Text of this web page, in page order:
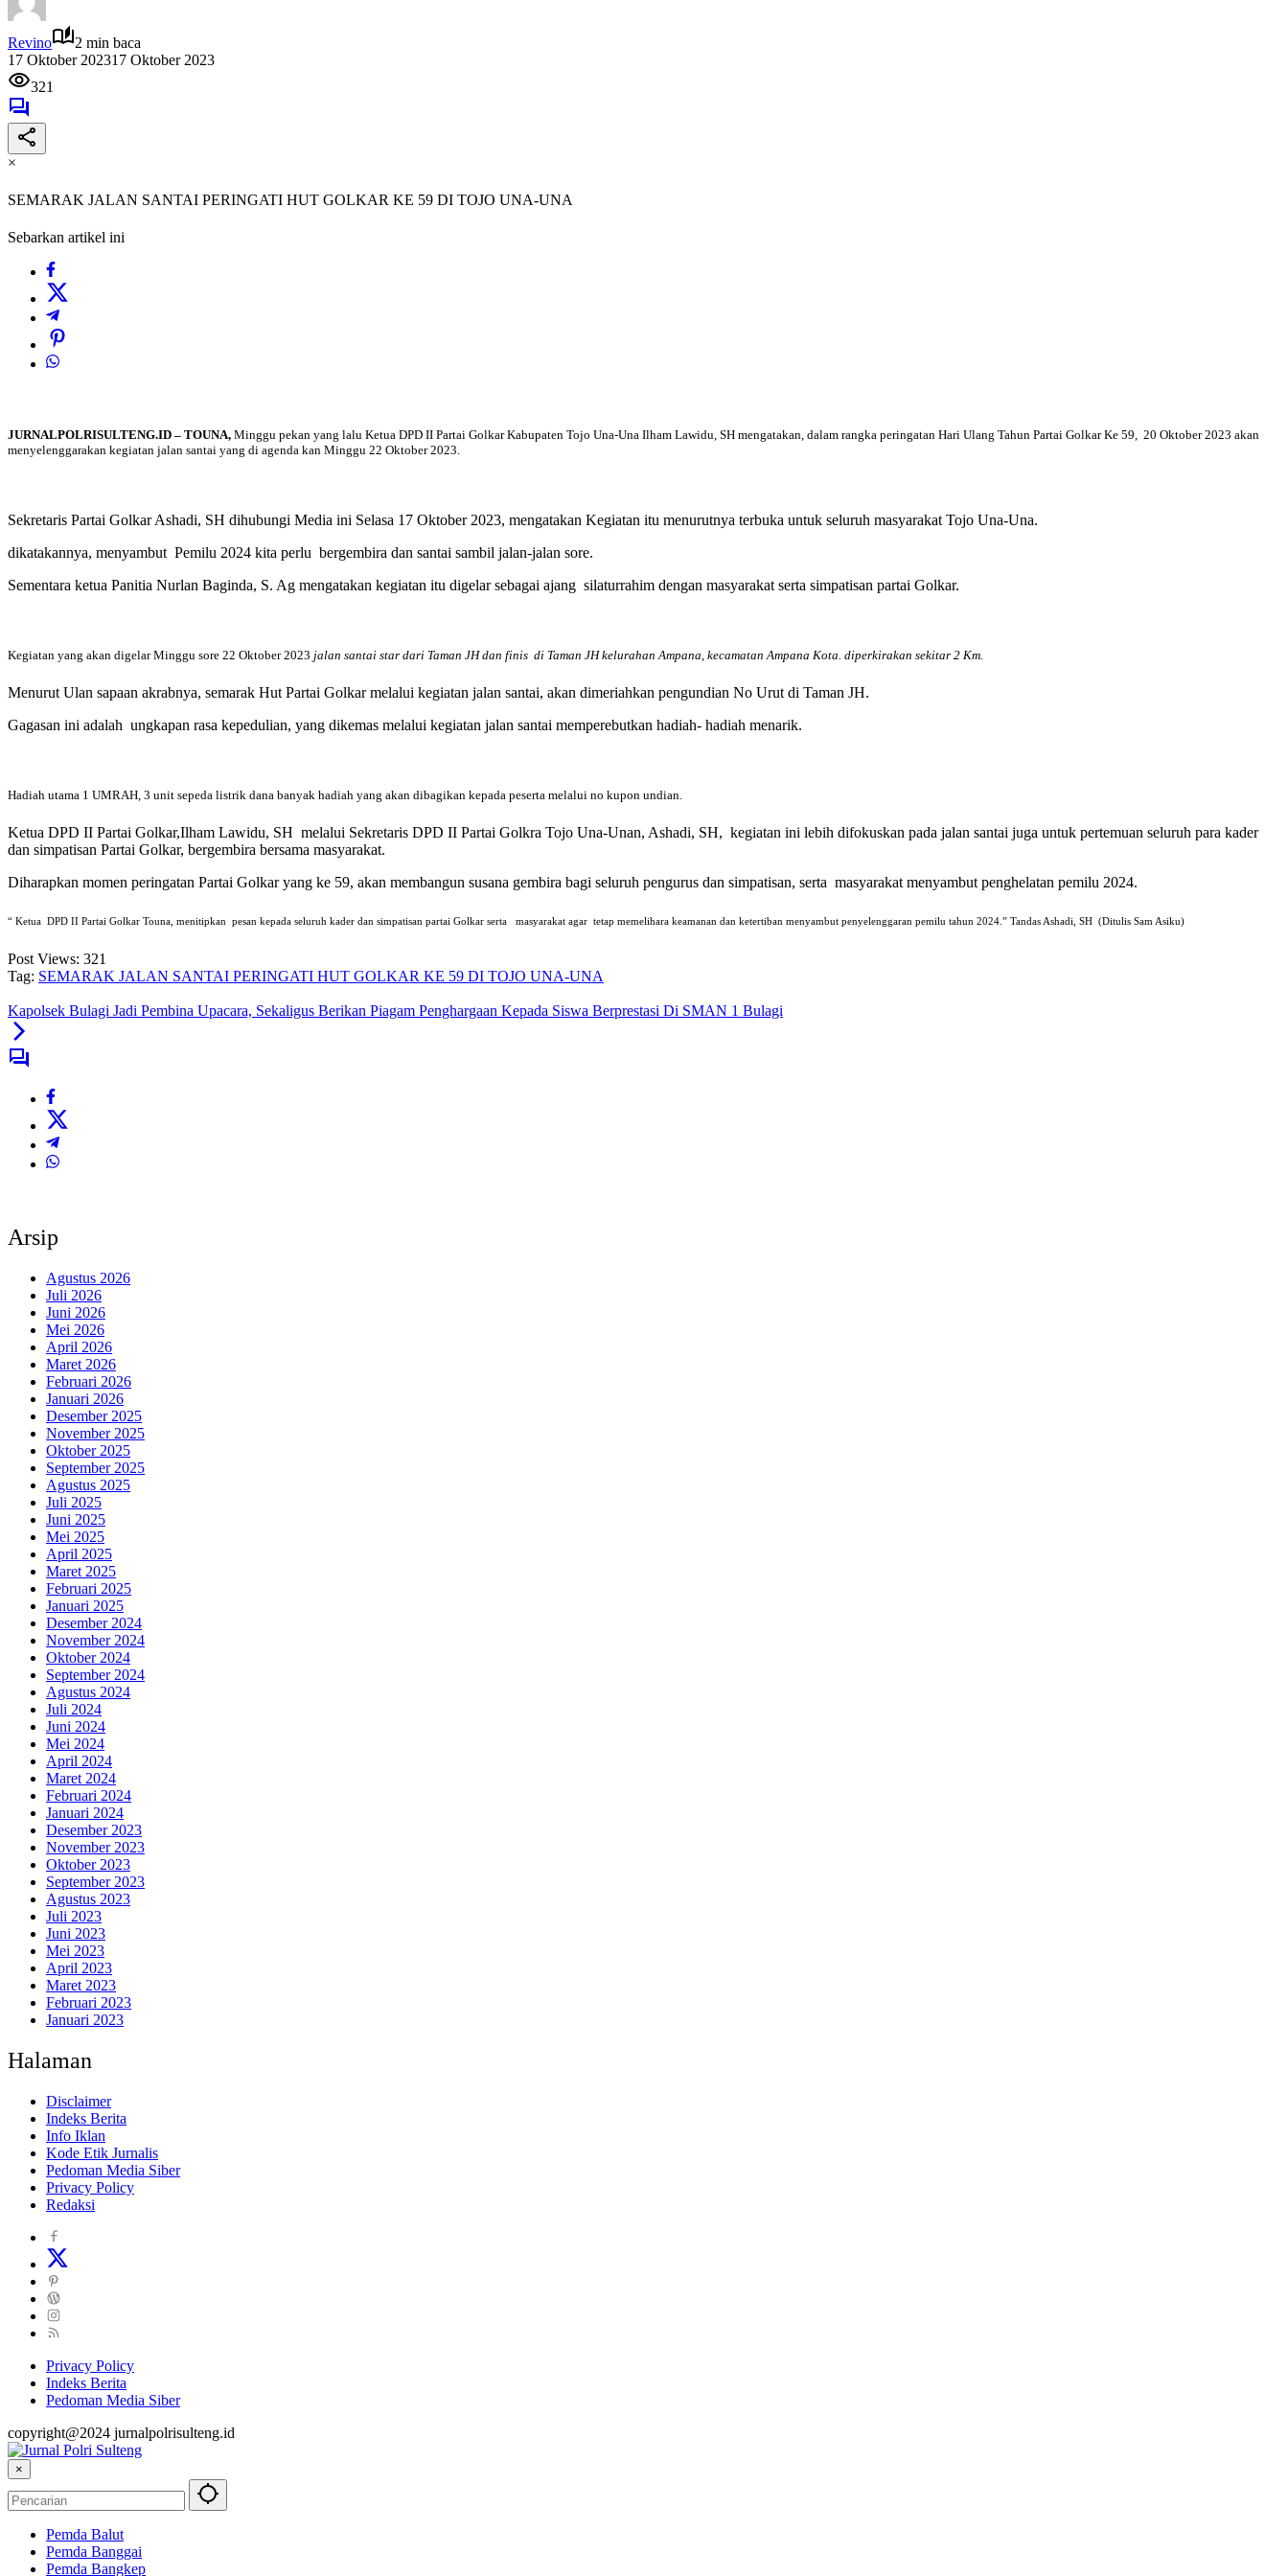
Revino
2 min baca
17 Oktober 202317 Oktober 2023
321
×
SEMARAK JALAN SANTAI PERINGATI HUT GOLKAR KE 59 DI TOJO UNA-UNA
Sebarkan artikel ini
JURNALPOLRISULTENG.ID – TOUNA, Minggu pekan yang lalu Ketua DPD II Partai Golkar Kabupaten Tojo Una-Una Ilham Lawidu, SH mengatakan, dalam rangka peringatan Hari Ulang Tahun Partai Golkar Ke 59, 20 Oktober 2023 akan
menyelenggarakan kegiatan jalan santai yang di agenda kan Minggu 22 Oktober 2023.
Sekretaris Partai Golkar Ashadi, SH dihubungi Media ini Selasa 17 Oktober 2023, mengatakan Kegiatan itu menurutnya terbuka untuk seluruh masyarakat Tojo Una-Una.
dikatakannya, menyambut Pemilu 2024 kita perlu bergembira dan santai sambil jalan-jalan sore.
Sementara ketua Panitia Nurlan Baginda, S. Ag mengatakan kegiatan itu digelar sebagai ajang silaturrahim dengan masyarakat serta simpatisan partai Golkar.
Kegiatan yang akan digelar Minggu sore 22 Oktober 2023 jalan santai star dari Taman JH dan finis di Taman JH kelurahan Ampana, kecamatan Ampana Kota. diperkirakan sekitar 2 Km.
Menurut Ulan sapaan akrabnya, semarak Hut Partai Golkar melalui kegiatan jalan santai, akan dimeriahkan pengundian No Urut di Taman JH.
Gagasan ini adalah ungkapan rasa kepedulian, yang dikemas melalui kegiatan jalan santai memperebutkan hadiah- hadiah menarik.
Hadiah utama 1 UMRAH, 3 unit sepeda listrik dana banyak hadiah yang akan dibagikan kepada peserta melalui no kupon undian.
Ketua DPD II Partai Golkar,Ilham Lawidu, SH melalui Sekretaris DPD II Partai Golkra Tojo Una-Unan, Ashadi, SH, kegiatan ini lebih difokuskan pada jalan santai juga untuk pertemuan seluruh para kader
dan simpatisan Partai Golkar, bergembira bersama masyarakat.
Diharapkan momen peringatan Partai Golkar yang ke 59, akan membangun susana gembira bagi seluruh pengurus dan simpatisan, serta masyarakat menyambut penghelatan pemilu 2024.
“ Ketua DPD II Partai Golkar Touna, menitipkan pesan kepada seluruh kader dan simpatisan partai Golkar serta masyarakat agar tetap memelihara keamanan dan ketertiban menyambut penyelenggaran pemilu tahun 2024.” Tandas Ashadi, SH (Ditulis Sam Asiku)
Post Views: 321
Tag: SEMARAK JALAN SANTAI PERINGATI HUT GOLKAR KE 59 DI TOJO UNA-UNA
Kapolsek Bulagi Jadi Pembina Upacara, Sekaligus Berikan Piagam Penghargaan Kepada Siswa Berprestasi Di SMAN 1 Bulagi
Arsip
Agustus 2026
Juli 2026
Juni 2026
Mei 2026
April 2026
Maret 2026
Februari 2026
Januari 2026
Desember 2025
November 2025
Oktober 2025
September 2025
Agustus 2025
Juli 2025
Juni 2025
Mei 2025
April 2025
Maret 2025
Februari 2025
Januari 2025
Desember 2024
November 2024
Oktober 2024
September 2024
Agustus 2024
Juli 2024
Juni 2024
Mei 2024
April 2024
Maret 2024
Februari 2024
Januari 2024
Desember 2023
November 2023
Oktober 2023
September 2023
Agustus 2023
Juli 2023
Juni 2023
Mei 2023
April 2023
Maret 2023
Februari 2023
Januari 2023
Halaman
Disclaimer
Indeks Berita
Info Iklan
Kode Etik Jurnalis
Pedoman Media Siber
Privacy Policy
Redaksi
Privacy Policy
Indeks Berita
Pedoman Media Siber
copyright@2024 jurnalpolrisulteng.id
×
Pemda Balut
Pemda Banggai
Pemda Bangkep